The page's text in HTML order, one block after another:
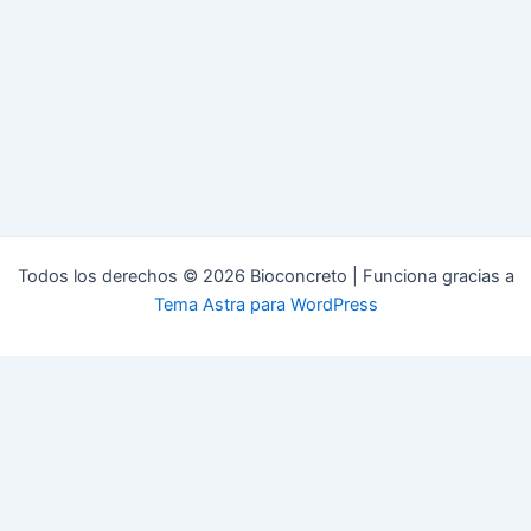
Todos los derechos © 2026 Bioconcreto | Funciona gracias a
Tema Astra para WordPress